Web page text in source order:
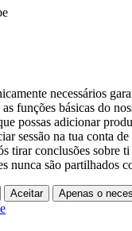
necessários
funções básicas do
possas adicionar
sessão na tua conta
tirar conclusões sobre
nunca são partilhados
Aceitar Apenas o